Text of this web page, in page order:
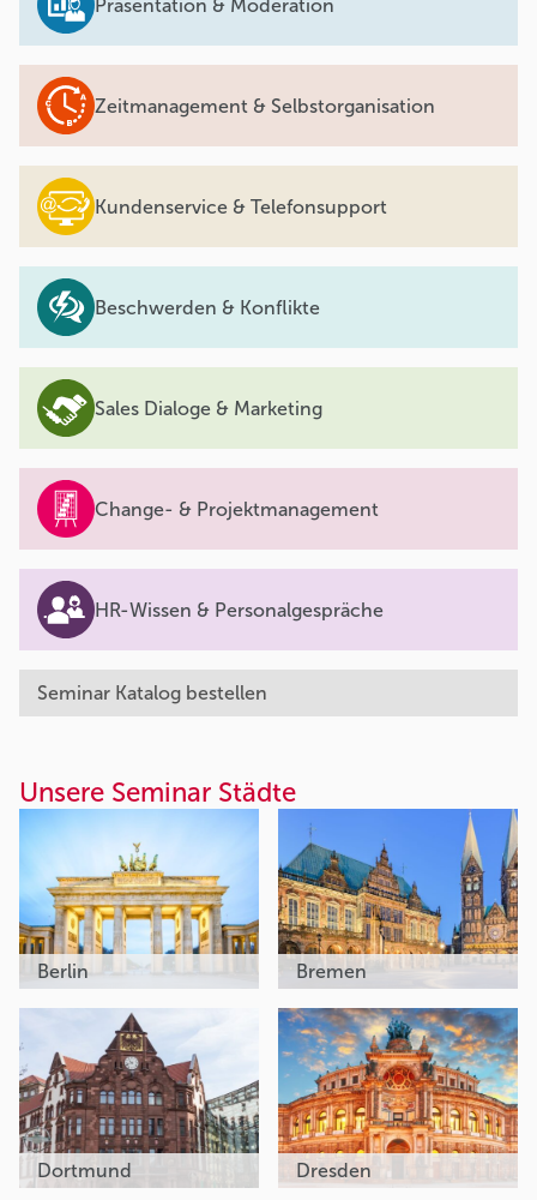
Präsentation & Moderation
Zeitmanagement & Selbstorganisation
Kundenservice & Telefonsupport
Beschwerden & Konflikte
Sales Dialoge & Marketing
Change- & Projektmanagement
HR-Wissen & Personalgespräche
Seminar Katalog bestellen
Unsere Seminar Städte
Berlin Bremen
Dortmund Dresden